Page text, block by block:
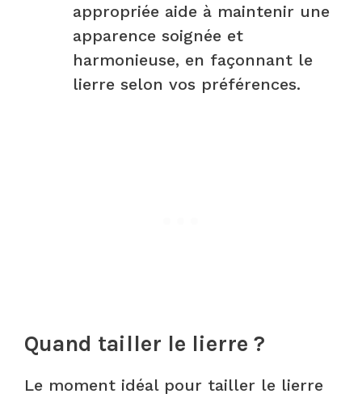
appropriée aide à maintenir une
apparence soignée et
harmonieuse, en façonnant le
lierre selon vos préférences.
Quand tailler le lierre ?
Le moment idéal pour tailler le lierre